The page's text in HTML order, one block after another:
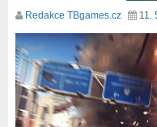
Redakce TBgames.cz 11.